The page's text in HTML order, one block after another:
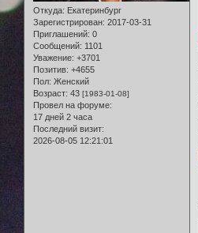
Откуда: Екатеринбург
Зарегистрирован: 2017-03-31
Приглашений: 0
Сообщений: 1101
Уважение: +3701
Позитив: +4655
Пол: Женский
Возраст: 43 [1983-01-08]
Провел на форуме:
17 дней 2 часа
Последний визит:
2026-08-05 12:21:01